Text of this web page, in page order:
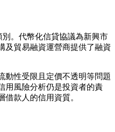
。代幣化信貸協議為新興市
及貿易融資運營商提供了融資
動性受限且定價不透明等問題
用風險分析仍是投資者的責
款人的信用資質。